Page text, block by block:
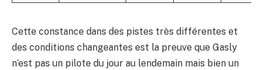
Cette constance dans des pistes très différentes et
des conditions changeantes est la preuve que Gasly
n’est pas un pilote du jour au lendemain mais bien un